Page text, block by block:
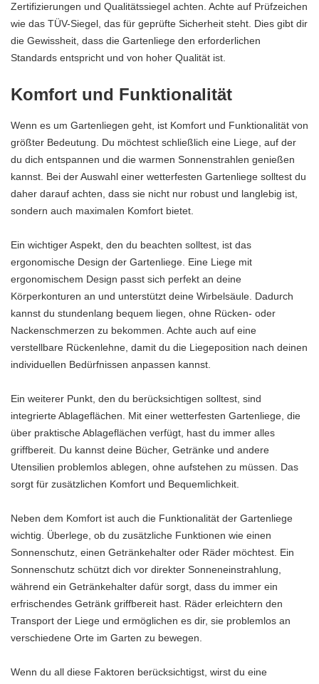
Zertifizierungen und Qualitätssiegel achten. Achte auf Prüfzeichen
wie das TÜV-Siegel, das für geprüfte Sicherheit steht. Dies gibt dir
die Gewissheit, dass die Gartenliege den erforderlichen
Standards entspricht und von hoher Qualität ist.
Komfort und Funktionalität
Wenn es um Gartenliegen geht, ist Komfort und Funktionalität von
größter Bedeutung. Du möchtest schließlich eine Liege, auf der
du dich entspannen und die warmen Sonnenstrahlen genießen
kannst. Bei der Auswahl einer wetterfesten Gartenliege solltest du
daher darauf achten, dass sie nicht nur robust und langlebig ist,
sondern auch maximalen Komfort bietet.
Ein wichtiger Aspekt, den du beachten solltest, ist das
ergonomische Design der Gartenliege. Eine Liege mit
ergonomischem Design passt sich perfekt an deine
Körperkonturen an und unterstützt deine Wirbelsäule. Dadurch
kannst du stundenlang bequem liegen, ohne Rücken- oder
Nackenschmerzen zu bekommen. Achte auch auf eine
verstellbare Rückenlehne, damit du die Liegeposition nach deinen
individuellen Bedürfnissen anpassen kannst.
Ein weiterer Punkt, den du berücksichtigen solltest, sind
integrierte Ablageflächen. Mit einer wetterfesten Gartenliege, die
über praktische Ablageflächen verfügt, hast du immer alles
griffbereit. Du kannst deine Bücher, Getränke und andere
Utensilien problemlos ablegen, ohne aufstehen zu müssen. Das
sorgt für zusätzlichen Komfort und Bequemlichkeit.
Neben dem Komfort ist auch die Funktionalität der Gartenliege
wichtig. Überlege, ob du zusätzliche Funktionen wie einen
Sonnenschutz, einen Getränkehalter oder Räder möchtest. Ein
Sonnenschutz schützt dich vor direkter Sonneneinstrahlung,
während ein Getränkehalter dafür sorgt, dass du immer ein
erfrischendes Getränk griffbereit hast. Räder erleichtern den
Transport der Liege und ermöglichen es dir, sie problemlos an
verschiedene Orte im Garten zu bewegen.
Wenn du all diese Faktoren berücksichtigst, wirst du eine